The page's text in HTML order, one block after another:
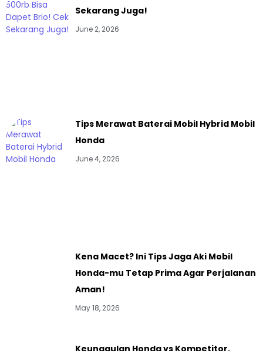
Sekarang Juga!
June 2, 2026
Tips Merawat Baterai Mobil Hybrid Mobil
Honda
June 4, 2026
Kena Macet? Ini Tips Jaga Aki Mobil
Honda-mu Tetap Prima Agar Perjalanan
Aman!
May 18, 2026